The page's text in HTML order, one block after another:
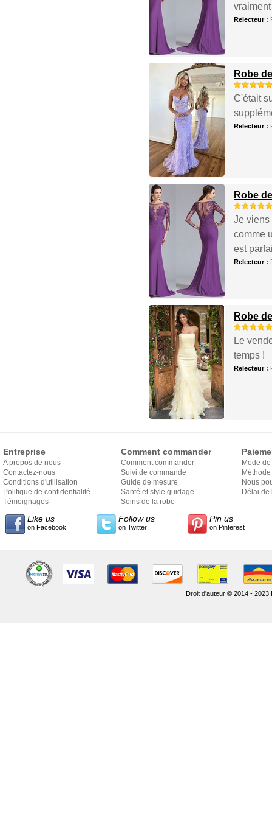
Relecteur :
Robe
C'était
Relecteur :
Robe
Je viens
comme
est
Relecteur :
Robe
Le
temps !
Relecteur :
Entreprise
A propos de nous
Contactez-nous
Conditions d'utilisation
Politique de confidentialité
Témoignages
Comment commander
Comment commander
Suivi de commande
Guide de mesure
Santé et style guidage
Soins de la robe
Mode
Nous
Délai de
Like us
on Facebook
Follow us
on Twitter
Pin us
on Pinterest
Droit d'auteur © 2014 - 2023